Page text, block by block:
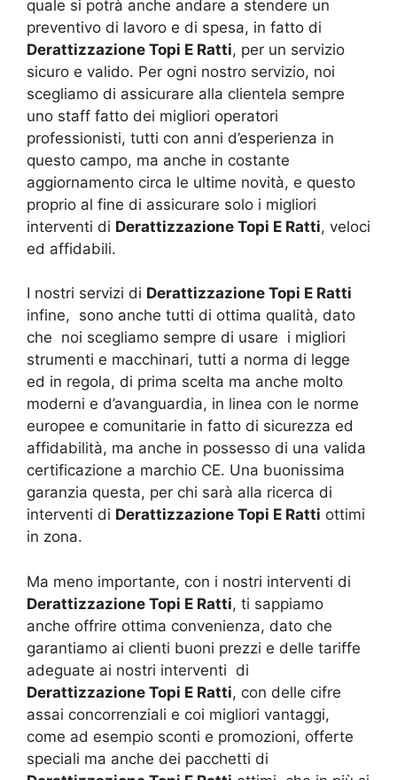
quale si potrà anche andare a stendere un
preventivo di lavoro e di spesa, in fatto di
Derattizzazione Topi E Ratti, per un servizio
sicuro e valido. Per ogni nostro servizio, noi
scegliamo di assicurare alla clientela sempre
uno staff fatto dei migliori operatori
professionisti, tutti con anni d’esperienza in
questo campo, ma anche in costante
aggiornamento circa le ultime novità, e questo
proprio al fine di assicurare solo i migliori
interventi di Derattizzazione Topi E Ratti, veloci
ed affidabili.
I nostri servizi di Derattizzazione Topi E Ratti
infine, sono anche tutti di ottima qualità, dato
che noi scegliamo sempre di usare i migliori
strumenti e macchinari, tutti a norma di legge
ed in regola, di prima scelta ma anche molto
moderni e d’avanguardia, in linea con le norme
europee e comunitarie in fatto di sicurezza ed
affidabilità, ma anche in possesso di una valida
certificazione a marchio CE. Una buonissima
garanzia questa, per chi sarà alla ricerca di
interventi di Derattizzazione Topi E Ratti ottimi
in zona.
Ma meno importante, con i nostri interventi di
Derattizzazione Topi E Ratti, ti sappiamo
anche offrire ottima convenienza, dato che
garantiamo ai clienti buoni prezzi e delle tariffe
adeguate ai nostri interventi di
Derattizzazione Topi E Ratti, con delle cifre
assai concorrenziali e coi migliori vantaggi,
come ad esempio sconti e promozioni, offerte
speciali ma anche dei pacchetti di